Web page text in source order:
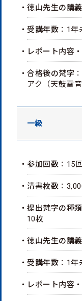
・徳山先生の講
・受講年数 ：1年
・レポート内容
・合格後の梵字
アク（天鼓雷
一級
・参加回数 ：15回
・清書枚数 ：
・提出梵字の種
10枚
・徳山先生の講
・受講年数 ：1年
・レポート内容